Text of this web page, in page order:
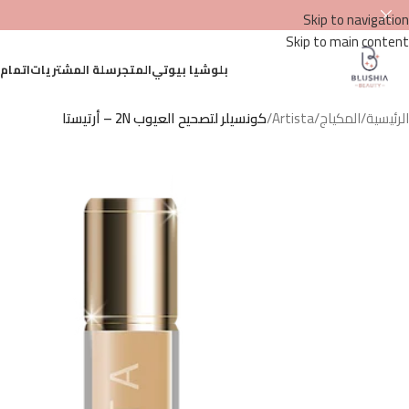
Skip to navigation
Skip to main content
بلوشيا بيوتيالمتجرسلة المشتريات
الرئيسية/المكياج/
Artista
/كونسيلر لتصحيح العيوب 2N – أرتيستا